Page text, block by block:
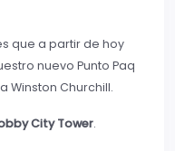
que a partir de hoy
nuevo Punto Paq
Winston Churchill.
City Tower.